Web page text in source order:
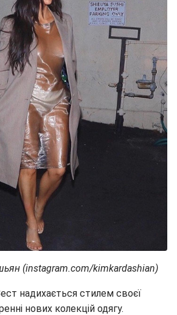
(instagram.com/kimkardashian)
надихається стилем своєї
нових колекцій одягу.